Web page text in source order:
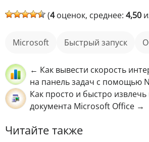
(4оценок, среднее: 4,50
Microsoft быстрый запуск
← Как вывести скорость
на панель задач с помощью
Как просто и быстро
документа Microsoft Office →
Читайте также